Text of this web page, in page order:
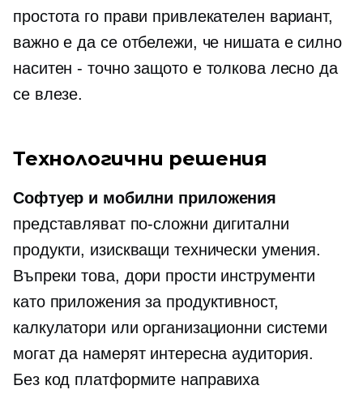
простота го прави привлекателен вариант,
важно е да се отбележи, че нишата е силно
наситен - точнозащото е толкова лесно да
се влезе.
Технологични решения
Софтуер и мобилни приложения
представляват по-сложни дигитални
продукти, изискващи технически умения.
Въпреки това, дори прости инструменти
като приложения за продуктивност,
калкулатори или организационни системи
могат да намерят интересна аудитория.
Без код платформите направиха